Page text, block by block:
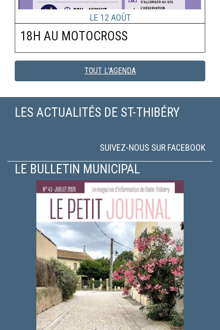
Le 12Août
18H AU MOTOCROSS
TOUT L'AGENDA
LES ACTUALITÉS DE ST-THIBÉRY
SUIVEZ-NOUS SUR FACEBOOK
LE BULLETIN MUNICIPAL